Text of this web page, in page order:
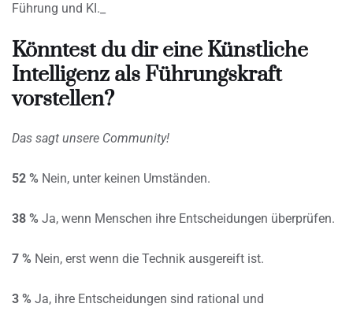
Führung und KI._
Könntest du dir eine Künstliche
Intelligenz als Führungskraft
vorstellen?
Das sagt unsere Community!
52 % Nein, unter keinen Umständen.
38 % Ja, wenn Menschen ihre Entscheidungen überprüfen.
7 % Nein, erst wenn die Technik ausgereift ist.
3 % Ja, ihre Entscheidungen sind rational und